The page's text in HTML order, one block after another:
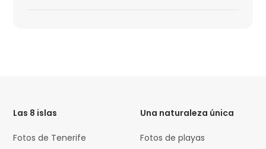
Las 8 islas
Fotos de Tenerife
Una naturaleza única
Fotos de playas